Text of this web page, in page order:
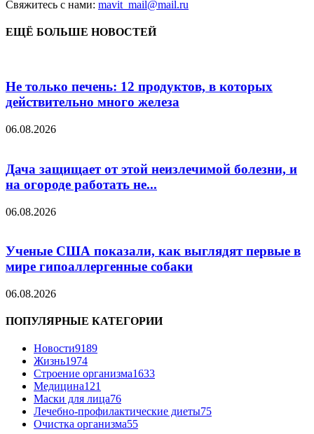
Свяжитесь с нами: mavit_mail@mail.ru
ЕЩЁ БОЛЬШЕ НОВОСТЕЙ
Не только печень: 12 продуктов, в которых
действительно много железа
06.08.2026
Дача защищает от этой неизлечимой болезни, и
на огороде работать не...
06.08.2026
Ученые США показали, как выглядят первые в
мире гипоаллергенные собаки
06.08.2026
ПОПУЛЯРНЫЕ КАТЕГОРИИ
Новости9189
Жизнь1974
Строение организма1633
Медицина121
Маски для лица76
Лечебно-профилактические диеты75
Очистка организма55